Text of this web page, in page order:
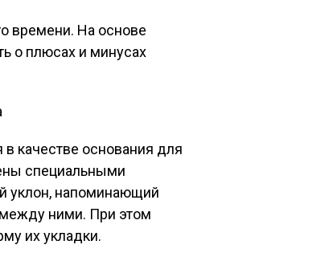
времени. На основе
о плюсах и минусах
качестве основания для
специальными
уклон, напоминающий
ними. При этом
их укладки.